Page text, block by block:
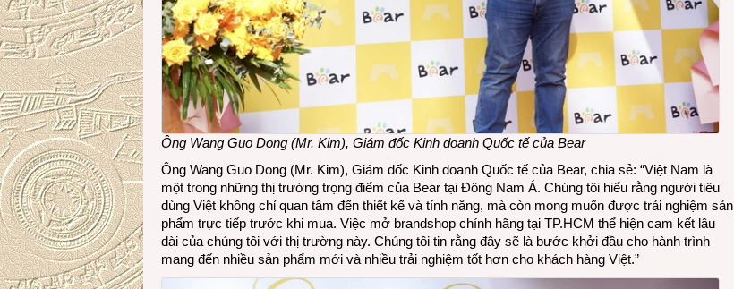
Ông Wang Guo Dong (Mr. Kim), Giám đốc Kinh doanh Quốc tế của Bear
Ông Wang Guo Dong (Mr. Kim), Giám đốc Kinh doanh Quốc tế của Bear, chia sẻ: “Việt Nam là
một trong những thị trường trọng điểm của Bear tại Đông Nam Á. Chúng tôi hiểu rằng người tiêu
dùng Việt không chỉ quan tâm đến thiết kế và tính năng, mà còn mong muốn được trải nghiệm sản
phẩm trực tiếp trước khi mua. Việc mở brandshop chính hãng tại TP.HCM thể hiện cam kết lâu
dài của chúng tôi với thị trường này. Chúng tôi tin rằng đây sẽ là bước khởi đầu cho hành trình
mang đến nhiều sản phẩm mới và nhiều trải nghiệm tốt hơn cho khách hàng Việt.”